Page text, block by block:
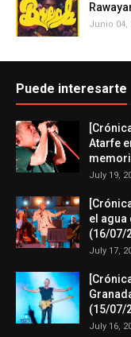
Junio 04,
Puede interesarte
Atarfe
July 19,
el agua
(16/07/
July 17,
(15/07/
July 16,